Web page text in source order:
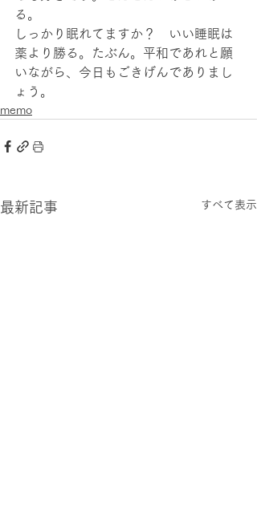
る。
しっかり眠れてますか？　いい睡眠は
薬より勝る。たぶん。平和であれと願
いながら、今日もごきげんでありまし
ょう。
memo
最新記事 すべて表示